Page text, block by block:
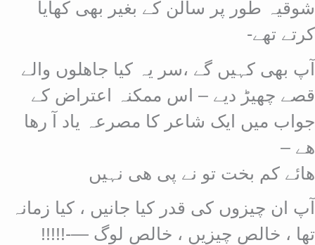
شوقیہ طور پر سالن کے بغیر بھی کھایا
کرتے تھے-
آپ بھی کہیں گے ،سر یہ کیا جاھلوں والے
قصے چھیڑ دیے – اس ممکنہ اعتراض کے
جواب میں ایک شاعر کا مصرعہ یاد آ رھا
ھے –
ھائے کم بخت تو نے پی ھی نہیں
آپ ان چیزوں کی قدر کیا جانیں ، کیا زمانہ
تھا ، خالص چیزیں ، خالص لوگ —-!!!!!